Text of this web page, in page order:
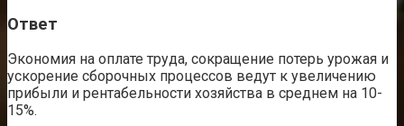
Ответ
Экономия на оплате труда, сокращение потерь урожая и
ускорение сборочных процессов ведут к увеличению
прибыли и рентабельности хозяйства в среднем на 10-
15%.